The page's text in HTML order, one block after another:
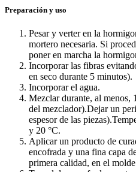
Preparación y uso
Pesar y verter en la
mortero necesaria. Si
poner en marcha la
Incorporar las fibras
en seco durante 5 minutos).
Incorporar el agua.
Mezclar durante, al menos,
del mezclador).Dejar un
espesor de las
y 20 °C.
Aplicar un producto de
encofrada y una fina capa
primera calidad, en el